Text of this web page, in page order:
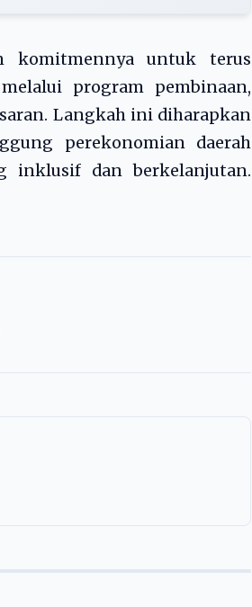
komitmennya untuk terus
program pembinaan,
Langkah ini diharapkan
perekonomian daerah
inklusif dan berkelanjutan.